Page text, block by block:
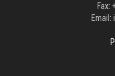
Fax:
Email: